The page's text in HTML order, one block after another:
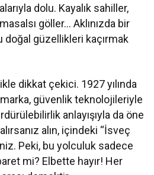
dolu. Kayalık sahiller,
göller… Aklınızda bir
doğal güzellikleri kaçırmak
dikkat çekici. 1927 yılında
marka, güvenlik teknolojileriyle
anlayışıyla da öne
alın, içindeki “İsveç
Peki, bu yolculuk sadece
mi? Elbette hayır! Her